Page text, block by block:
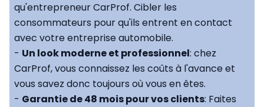
qu'entrepreneur CarProf. Cibler les
consommateurs pour qu'ils entrent en contact
avec votre entreprise automobile.
- Un look moderne et professionnel: chez
CarProf, vous connaissez les coûts à l'avance et
vous savez donc toujours où vous en êtes.
- Garantie de 48 mois pour vos clients: Faites